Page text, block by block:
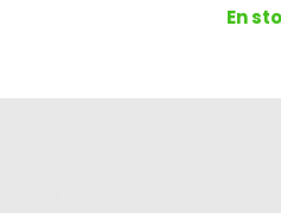
En